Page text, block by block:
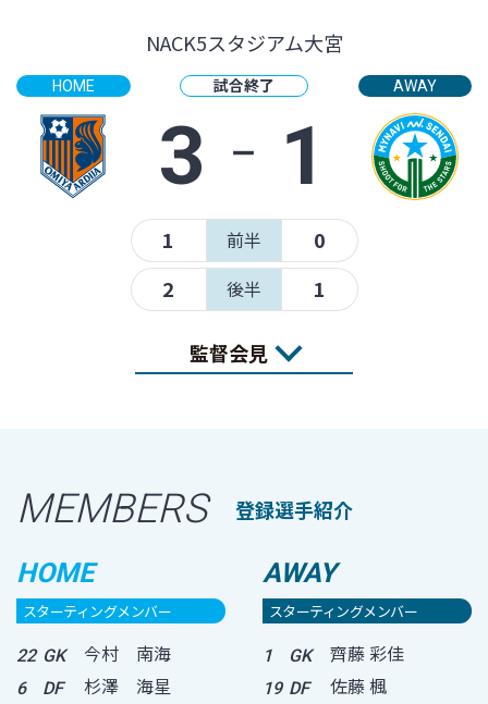
NACK5スタジアム大宮
HOME 試合終了
3‐ 1
1 前半
0
2
後半 1
AWAY
監督会見
MEMBERS 登録選手紹介
HOME
スターティングメンバー
22 GK 今村 南海
6 DF 杉澤 海星
AWAY
スターティングメンバー
1 GK 齊藤 彩佳
19 DF 佐藤 楓